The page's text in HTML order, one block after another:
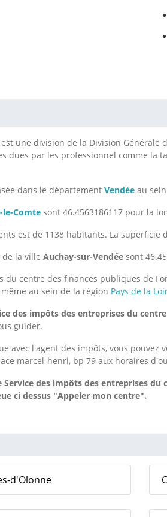
une division de la Division
dues par les professionnel comme la
dans le département Vendée au
le-Comte sont 46.4563186117 pour la
est de 1138 habitants. La superficie
de la ville Auchay-sur-Vendée sont
du centre des finances publiques de
au sein de la région Pays de la
des impôts des entreprises du
guider.
avec l'agent des impôts, vous
marcel-henri, bp 79 aux horaires
des impôts des entreprises
ci dessus "Appeler mon centre".
d'Olonne